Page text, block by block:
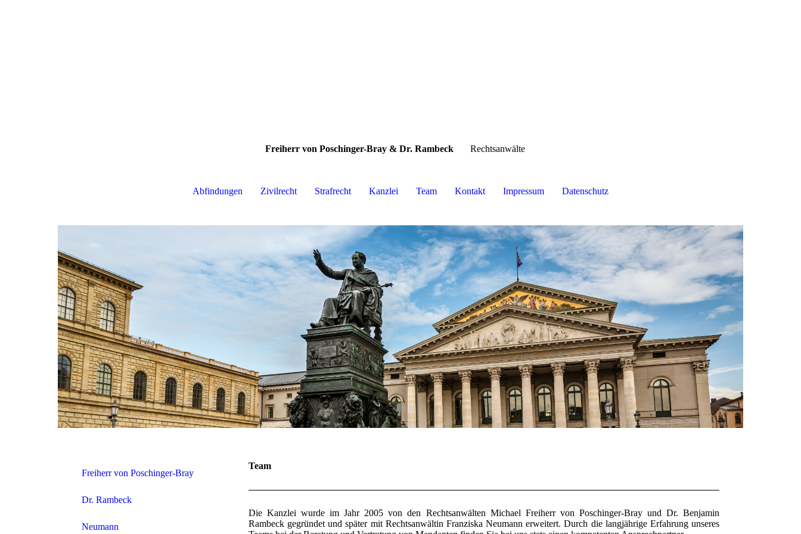
Freiherr von Poschinger-Bray & Dr. RambeckRechtsanwälte
Abfindungen Zivilrecht Strafrecht Kanzlei Team Kontakt Impressum Datenschutz
Freiherr von Poschinger-Bray
Dr. Rambeck
Neumann
Team
Die Kanzlei wurde im Jahr 2005 von den Rechtsanwälten Michael Freiherr von Poschinger-Brayund Dr. Benjamin
Rambeck gegründet und später mit Rechtsanwältin Franziska Neumann erweitert. Durch die langjährige Erfahrung unseres